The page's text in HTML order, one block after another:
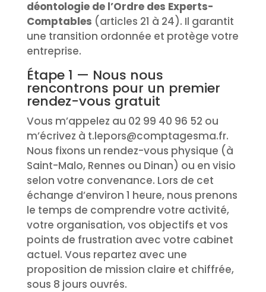
déontologie de l’Ordre des Experts-
Comptables (articles 21 à 24). Il garantit
une transition ordonnée et protège votre
entreprise.
Étape 1 — Nous nous
rencontrons pour un premier
rendez-vous gratuit
Vous m’appelez au 02 99 40 96 52 ou
m’écrivez à t.lepors@comptagesma.fr.
Nous fixons un rendez-vous physique (à
Saint-Malo, Rennes ou Dinan) ou en visio
selon votre convenance. Lors de cet
échange d’environ 1 heure, nous prenons
le temps de comprendre votre activité,
votre organisation, vos objectifs et vos
points de frustration avec votre cabinet
actuel. Vous repartez avec une
proposition de mission claire et chiffrée,
sous 8 jours ouvrés.